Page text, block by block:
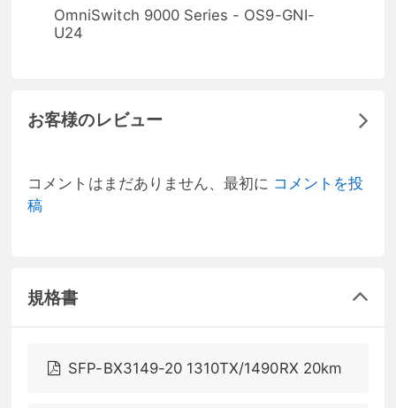
OmniSwitch 9000 Series - OS9-GNI-
U24
お客様のレビュー
コメントはまだありません、最初に コメントを投
稿
規格書
SFP-BX3149-20 1310TX/1490RX 20km